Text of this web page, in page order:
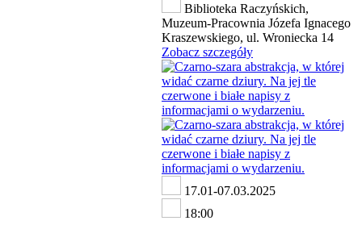
Biblioteka Raczyńskich,
Muzeum-Pracownia Józefa Ignacego
Kraszewskiego, ul. Wroniecka 14
Zobacz szczegóły
17.01-07.03.2025
18:00